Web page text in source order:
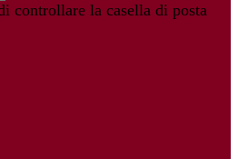
controllare la casella di posta